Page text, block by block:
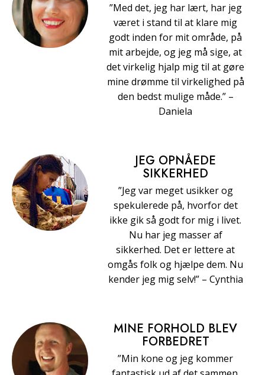
”Med det, jeg har lært, har jeg
været i stand til at klare mig
godt inden for mit område, på
mit arbejde, og jeg må sige, at
det virkelig hjalp mig til at gøre
mine drømme til virkelighed på
den bedst mulige måde.” –
Daniela
JEG OPNÅEDE
SIKKERHED
”Jeg var meget usikker og
spekulerede på, hvorfor det
ikke gik så godt for mig i livet.
Nu har jeg masser af
sikkerhed. Det er lettere at
omgås folk og hjælpe dem. Nu
kender jeg mig selv!” – Cynthia
MINE FORHOLD BLEV
FORBEDRET
”Min kone og jeg kommer